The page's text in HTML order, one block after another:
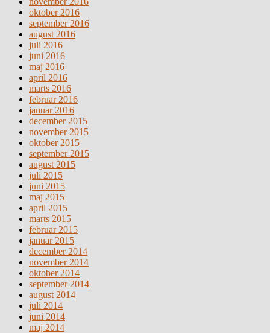
oktober 2016
september 2016
august 2016
juli 2016
juni 2016
maj 2016
april 2016
marts 2016
februar 2016
januar 2016
december 2015
november 2015
oktober 2015
september 2015
august 2015
juli 2015
juni 2015
maj 2015
april 2015
marts 2015
februar 2015
januar 2015
december 2014
november 2014
oktober 2014
september 2014
august 2014
juli 2014
juni 2014
maj 2014